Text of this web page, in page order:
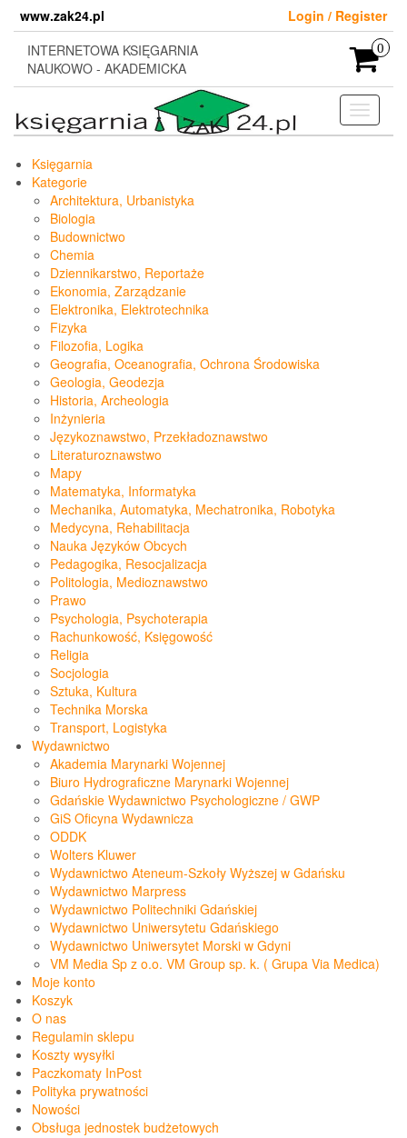
content
www.zak24.pl
Login / Register
INTERNETOWA KSIĘGARNIA
NAUKOWO - AKADEMICKA
0
Toggle
Księgarnia
Kategorie
Architektura, Urbanistyka
Biologia
Budownictwo
Chemia
Dziennikarstwo, Reportaże
Ekonomia, Zarządzanie
Elektronika, Elektrotechnika
Fizyka
Filozofia, Logika
Geografia, Oceanografia, Ochrona Środowiska
Geologia, Geodezja
Historia, Archeologia
Inżynieria
Językoznawstwo, Przekładoznawstwo
Literaturoznawstwo
Mapy
Matematyka, Informatyka
Mechanika, Automatyka, Mechatronika, Robotyka
Medycyna, Rehabilitacja
Nauka Języków Obcych
Pedagogika, Resocjalizacja
Politologia, Medioznawstwo
Prawo
Psychologia, Psychoterapia
Rachunkowość, Księgowość
Religia
Socjologia
Sztuka, Kultura
Technika Morska
Transport, Logistyka
Wydawnictwo
Akademia Marynarki Wojennej
Biuro Hydrograficzne Marynarki Wojennej
Gdańskie Wydawnictwo Psychologiczne / GWP
GiS Oficyna Wydawnicza
ODDK
Wolters Kluwer
Wydawnictwo Ateneum-Szkoły Wyższej w Gdańsku
Wydawnictwo Marpress
Wydawnictwo Politechniki Gdańskiej
Wydawnictwo Uniwersytetu Gdańskiego
Wydawnictwo Uniwersytet Morski w Gdyni
VM Media Sp z o.o. VM Group sp. k. ( Grupa Via Medica)
Moje konto
Koszyk
O nas
Regulamin sklepu
Koszty wysyłki
Paczkomaty InPost
Polityka prywatności
Nowości
Obsługa jednostek budżetowych